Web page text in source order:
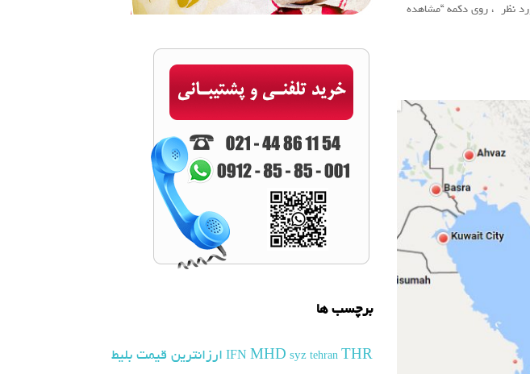
نظر ، روی دکمه “مشاهده
برچسب ها
IFN MHD syz tehran THR ارزانترین قیمت بلیط